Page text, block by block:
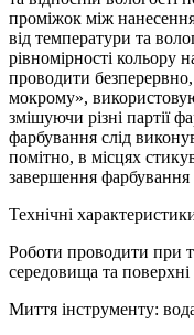
проміжок між
від температури та
рівномірності кольору
проводити
мокрому»,
змішуючи різні партії
фарбування слід
помітно, в місцях
завершення
Технічні
Роботи проводити при
середовища та поверхні
Миття інструменту: